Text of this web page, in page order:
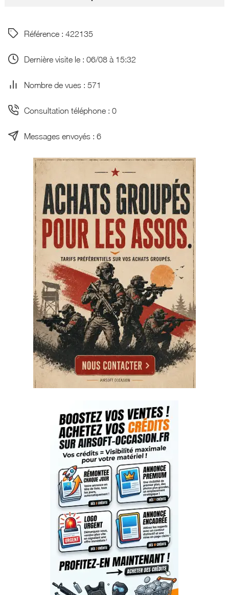
Référence : 422135
Dernière visite le : 06/08 à 15:32
Nombre de vues : 571
Consultation téléphone : 0
Messages envoyés : 6